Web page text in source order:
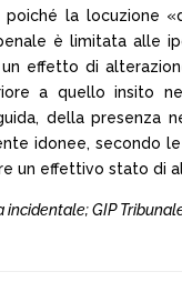
la
è limitata alle
effetto di
a quello
della
idonee, secondo
un effettivo stato di
GIP